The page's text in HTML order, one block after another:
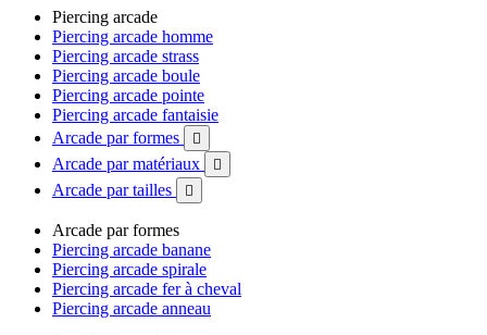
Piercing arcade
Piercing arcade homme
Piercing arcade strass
Piercing arcade boule
Piercing arcade pointe
Piercing arcade fantaisie
Arcade par formes

Arcade par matériaux 
Arcade par tailles 
Arcade par formes
Piercing arcade banane
Piercing arcade spirale
Piercing arcade fer à cheval
Piercing arcade anneau